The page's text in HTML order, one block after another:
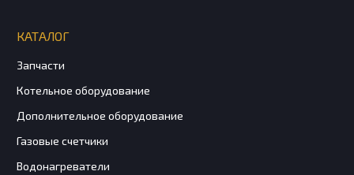
КАТАЛОГ
Запчасти
Котельное оборудование
Дополнительное оборудование
Газовые счетчики
Водонагреватели